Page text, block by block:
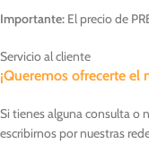
Importante: El precio de
Servicio al cliente
¡Queremos ofrecerte el
Si tienes alguna consulta o
escribirnos por nuestras